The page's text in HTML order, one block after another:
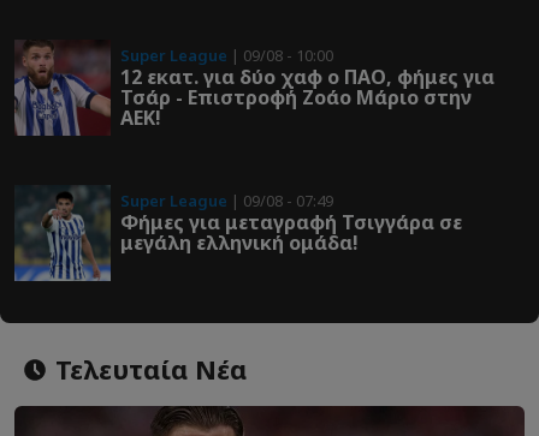
Super League | 09/08 - 10:00
12 εκατ. για δύο χαφ ο ΠΑΟ, φήμες για
Τσάρ - Επιστροφή Ζοάο Μάριο στην
ΑΕΚ!
Super League | 09/08 - 07:49
Φήμες για μεταγραφή Τσιγγάρα σε
μεγάλη ελληνική ομάδα!
Τελευταία Νέα